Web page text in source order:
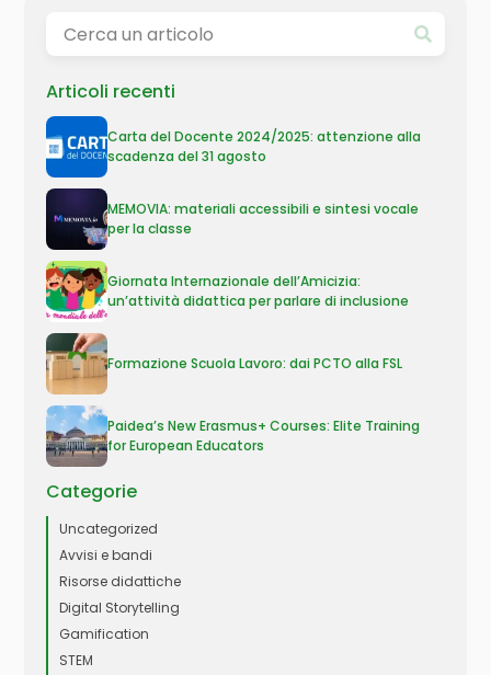
Articoli recenti
Carta del Docente 2024/2025: attenzione alla
scadenza del 31 agosto
MEMOVIA: materiali accessibili e sintesi vocale
per la classe
Giornata Internazionale dell’Amicizia:
un’attività didattica per parlare di inclusione
Formazione Scuola Lavoro: dai PCTO alla FSL
Paidea’s New Erasmus+ Courses: Elite Training
for European Educators
Categorie
Uncategorized
Avvisi e bandi
Risorse didattiche
Digital Storytelling
Gamification
STEM